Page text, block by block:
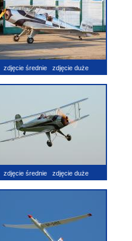
zdjęcie średnie zdjęcie duże
zdjęcie średnie zdjęcie duże